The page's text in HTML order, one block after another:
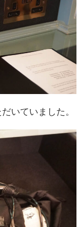
いていました。